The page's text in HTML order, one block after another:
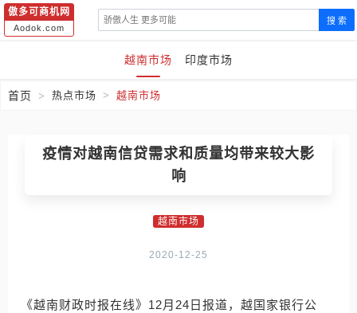
傲多可商机网
Aodok.com
搜 索
越南市场 印度市场
首页 热点市场 越南市场
疫情对越南信贷需求和质量均带来较大影
响
越南市场
2020-12-25
《越南财政时报在线》12月24日报道，越国家银行公